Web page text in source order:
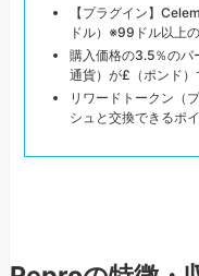
【プラグイン】
ドル）※99ドル以上
購入価格の3.5％のバ
通貨）が£（ポンド）
リワードトークン（
シュと交換できるポ